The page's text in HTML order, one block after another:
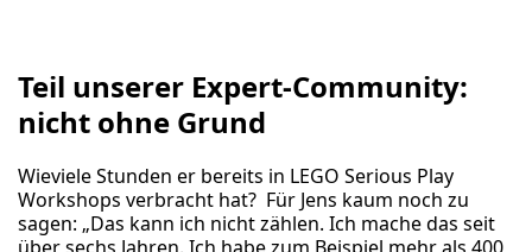
Teil unserer Expert-Community:
nicht ohne Grund
Wieviele Stunden er bereits in LEGO Serious Play
Workshops verbracht hat? Für Jens kaum noch zu
sagen: „Das kann ich nicht zählen. Ich mache das seit